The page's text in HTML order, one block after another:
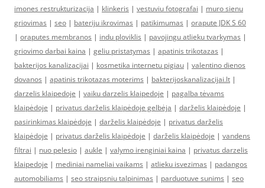
imones restrukturizacija | klinkeris | vestuviu fotografai | muro sienu
griovimas | seo | bateriju ikrovimas | patikimumas | orapute JDK S 60
| oraputes membranos | indu ploviklis | pavojingu atlieku tvarkymas |
griovimo darbai kaina | geliu pristatymas | apatinis trikotazas |
bakterijos kanalizacijai | kosmetika internetu pigiau | valentino dienos
dovanos | apatinis trikotazas moterims | bakterijoskanalizacijai.lt |
darzelis klaipedoje | vaiku darzelis klaipedoje | pagalba tėvams
klaipėdoje | privatus darželis klaipėdoje gelbėja | darželis klaipėdoje |
pasirinkimas klaipėdoje | darželis klaipėdoje | privatus darželis
klaipėdoje | privatus darželis klaipėdoje | darželis klaipėdoje | vandens
filtrai | nuo pelesio | aukle | valymo irenginiai kaina | privatus darzelis
klaipedoje | mediniai nameliai vaikams | atlieku isvezimas | padangos
automobiliams | seo straipsniu talpinimas | parduotuve sunims | seo